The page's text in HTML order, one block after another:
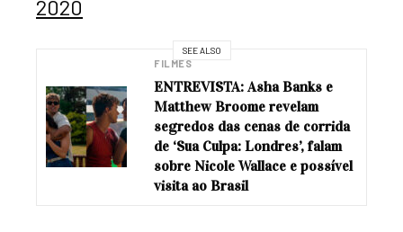
2020
SEE ALSO
FILMES
ENTREVISTA: Asha Banks e
Matthew Broome revelam
segredos das cenas de corrida
de ‘Sua Culpa: Londres’, falam
sobre Nicole Wallace e possível
visita ao Brasil